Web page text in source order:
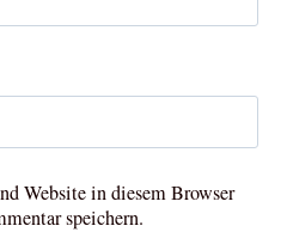
Website in diesem Browser
speichern.